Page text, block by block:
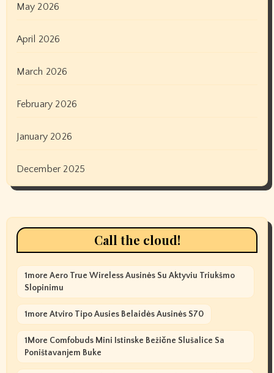
May 2026
April 2026
March 2026
February 2026
January 2026
December 2025
Call the cloud!
1more Aero True Wireless Ausinės Su Aktyviu Triukšmo
Slopinimu
1more Atviro Tipo Ausies Belaidės Ausinės S70
1More Comfobuds Mini Istinske Bežične Slušalice Sa
Poništavanjem Buke